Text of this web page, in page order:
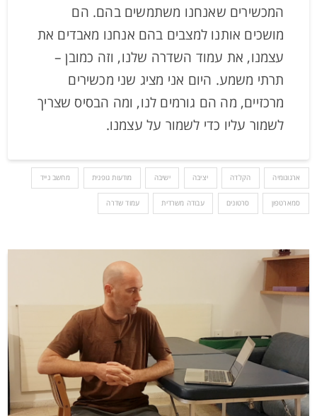
המכשירים שאנחנו משתמשים בהם. הם
מושכים אותנו למצבים בהם אנחנו מאבדים את
עצמנו, את עמוד השדרה שלנו, וזה כמובן –
תרתי משמע. היום אני מציג שני מכשירים
מרכזיים, מה הם גורמים לנו, ומה הבסיס שצריך
לשמור עליו כדי לשמור על עצמנו.
ארגונומיה הקלדה יציבה ישיבה מודעות גופנית מחשב נייד
סמארטפון סרטונים עבודה משרדית עמוד שדרה